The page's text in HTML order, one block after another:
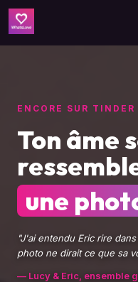
ENCORE SUR TINDER
Ton âme
une
"J'ai entendu Eric rire
photo ne dirait ce que sa
— Lucy & Eric, ensemble